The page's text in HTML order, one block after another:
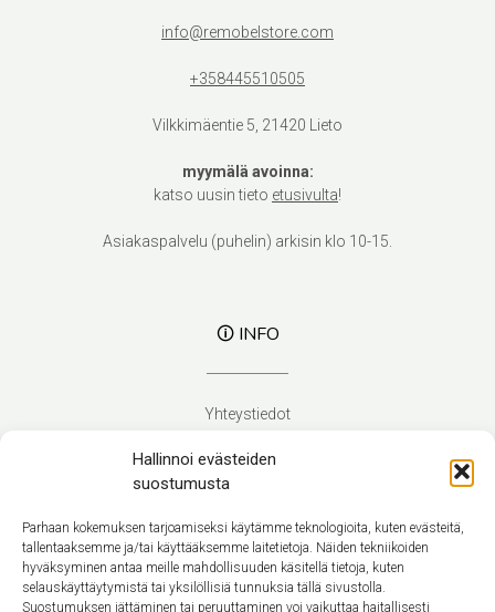
Hallinnoi evästeiden
suostumusta
Parhaan kokemuksen tarjoamiseksi käytämme teknologioita, kuten evästeitä,
tallentaaksemme ja/tai käyttääksemme laitetietoja. Näiden tekniikoiden
hyväksyminen antaa meille mahdollisuuden käsitellä tietoja, kuten
selauskäyttäytymistä tai yksilöllisiä tunnuksia tällä sivustolla.
Suostumuksen jättäminen tai peruuttaminen voi vaikuttaa haitallisesti
info@remobelstore.com
+358445510505
Vilkkimäentie 5, 21420 Lieto
myymälä avoinna:
katso uusin tieto etusivulta!
Asiakaspalvelu (puhelin) arkisin klo 10-15.
🛈 INFO
Yhteystiedot
Toimitusehdot
Tietosuojaseloste
Suomi